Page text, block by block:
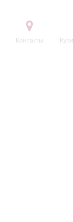
Контакты